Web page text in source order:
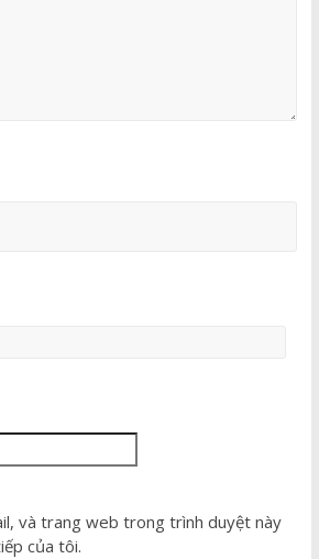
và trang web trong trình duyệt này
của tôi.